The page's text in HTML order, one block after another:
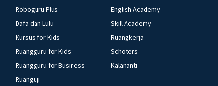
Roboguru Plus
Dafa dan Lulu
Kursus for Kids
Ruangguru for Kids
Ruangguru for Business
Ruanguji
English Academy
Skill Academy
Ruangkerja
Schoters
Kalananti